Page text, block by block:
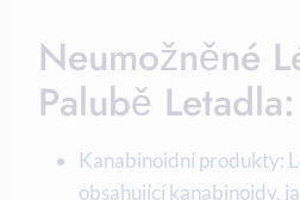
Neumožněné
Palubě Letadla:
Kanabinoidní produkty:
obsahující kanabinoidy,